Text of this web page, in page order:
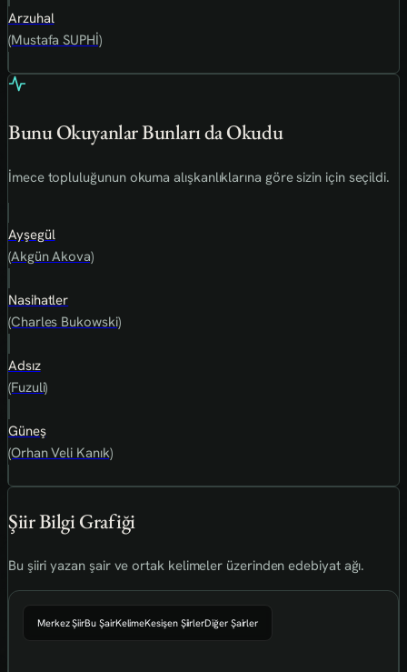
Arzuhal
(Mustafa SUPHİ)
Bunu Okuyanlar Bunları da Okudu
İmece topluluğunun okuma alışkanlıklarına göre sizin için seçildi.
Ayşegül
(Akgün Akova)
Nasihatler
(Charles Bukowski)
Adsız
(Fuzuli)
Güneş
(Orhan Veli Kanık)
Şiir Bilgi Grafiği
Bu şiiri yazan şair ve ortak kelimeler üzerinden edebiyat ağı.
Merkez ŞiirBu ŞairKelimeKesişen ŞiirlerDiğer Şairler